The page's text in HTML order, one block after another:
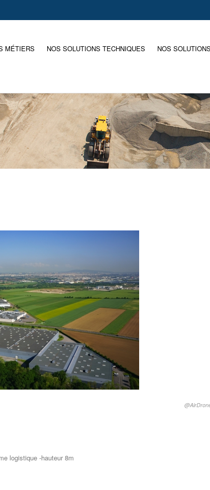
MÉTIERS NOS SOLUTIONS TECHNIQUES NOS
logistique -hauteur 8m